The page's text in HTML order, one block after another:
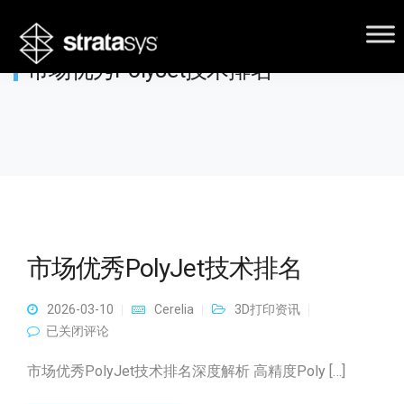
市场优秀PolyJet技术排名
市场优秀PolyJet技术排名
2026-03-10 Cerelia
3D打印资讯
市场优秀PolyJet技术排名
已关闭评论
市场优秀PolyJet技术排名深度解析 高精度Poly […]